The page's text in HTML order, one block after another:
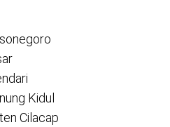
Kidul
Cilacap